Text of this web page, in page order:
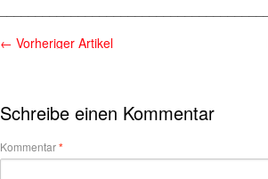
← Vorheriger Artikel
Schreibe einen Kommentar
Kommentar*